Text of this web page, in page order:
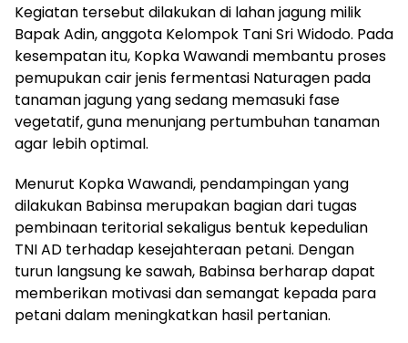
Kegiatan tersebut dilakukan di lahan jagung milik
Bapak Adin, anggota Kelompok Tani Sri Widodo. Pada
kesempatan itu, Kopka Wawandi membantu proses
pemupukan cair jenis fermentasi Naturagen pada
tanaman jagung yang sedang memasuki fase
vegetatif, guna menunjang pertumbuhan tanaman
agar lebih optimal.
Menurut Kopka Wawandi, pendampingan yang
dilakukan Babinsa merupakan bagian dari tugas
pembinaan teritorial sekaligus bentuk kepedulian
TNI AD terhadap kesejahteraan petani. Dengan
turun langsung ke sawah, Babinsa berharap dapat
memberikan motivasi dan semangat kepada para
petani dalam meningkatkan hasil pertanian.